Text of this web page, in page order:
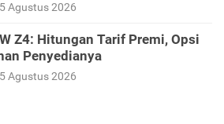
5 Agustus 2026
Z4: Hitungan Tarif Premi, Opsi
Penyedianya
5 Agustus 2026